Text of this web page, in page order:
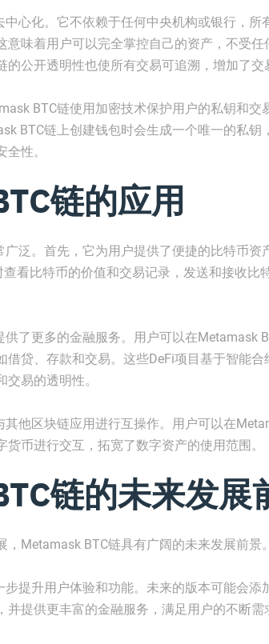
心化。它不依赖于任何中央机构或银行，所
意味着用户可以完全掌控自己的资产，不受任
公开透明性也使所有交易可追溯，增加了交
BTC链使用加密技术保护用户的私钥和交
BTC链上创建钱包时会生成一个唯一的私钥
性。
链的应用
泛。首先，它为用户提供了便捷的比特币资
看比特币的价值和交易记录，发送和接收比
了更多的金融服务。用户可以在Metamask
借贷、存款和交易。这些DeFi项目基于智能合
易的透明性。
他区块链应用进行互操作。用户可以在
币进行交互，拓宽了数字资产的使用范围。
链的未来发展
Metamask BTC链具有广阔的未来发展前景。
提升用户体验和功能。未来的版本可能会添
提供更丰富的金融服务，满足用户的不断需